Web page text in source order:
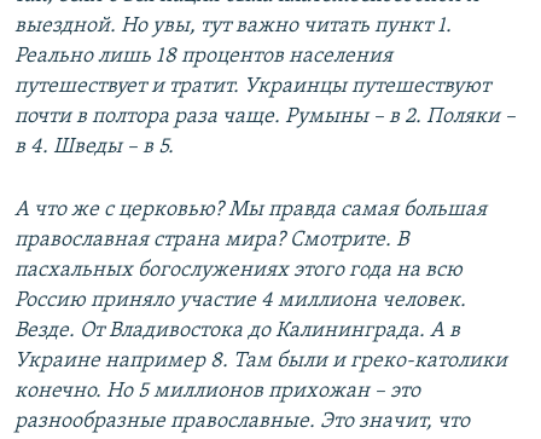
выездной. Но увы, тут важно читать пункт 1.
Реально лишь 18 процентов населения
путешествует и тратит. Украинцы путешествуют
почти в полтора раза чаще. Румыны – в 2. Поляки –
в 4. Шведы – в 5.
А что же с церковью? Мы правда самая большая
православная страна мира? Смотрите. В
пасхальных богослужениях этого года на всю
Россию приняло участие 4 миллиона человек.
Везде. От Владивостока до Калининграда. А в
Украине например 8. Там были и греко-католики
конечно. Но 5 миллионов прихожан – это
разнообразные православные. Это значит, что